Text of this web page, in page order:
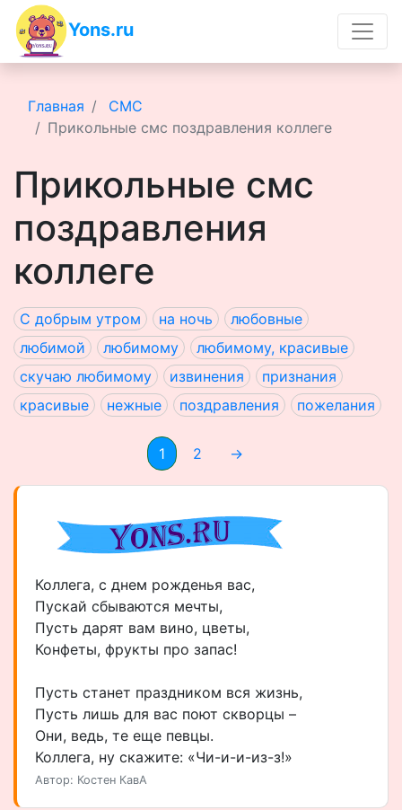
Yons.ru
Главная
СМС
Прикольные смс поздравления коллеге
Прикольные смс
поздравления
коллеге
С добрым утром на ночь
любовные
любимой
любимому
любимому, красивые
скучаю любимому
извинения
признания
красивые
нежные поздравления пожелания
1 2 →
Коллега, с днем рожденья вас,
Пускай сбываются мечты,
Пусть дарят вам вино, цветы,
Конфеты, фрукты про запас!
Пусть станет праздником вся жизнь,
Пусть лишь для вас поют скворцы –
Они, ведь, те еще певцы.
Коллега, ну скажите: «Чи-и-и-из-з!»
Автор: Костен КавА